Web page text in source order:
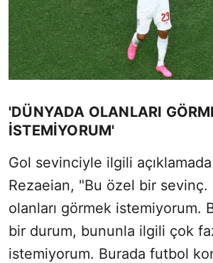
'DÜNYADA OLANLARI
İSTEMİYORUM'
Gol sevinciyle ilgili
Rezaeian, "Bu özel bir sevinç.
olanları görmek istemiyorum.
bir durum, bununla ilgili çok
istemiyorum. Burada futbol